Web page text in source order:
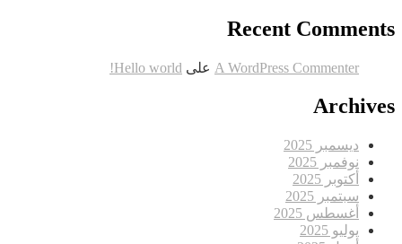
Recent Comments
A WordPress Commenter على Hello world!
Archives
ديسمبر 2025
نوفمبر 2025
أكتوبر 2025
سبتمبر 2025
أغسطس 2025
يوليو 2025